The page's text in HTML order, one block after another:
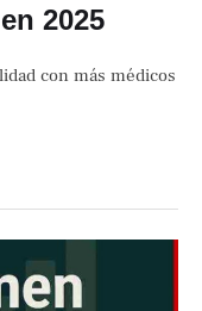
2025
con más médicos